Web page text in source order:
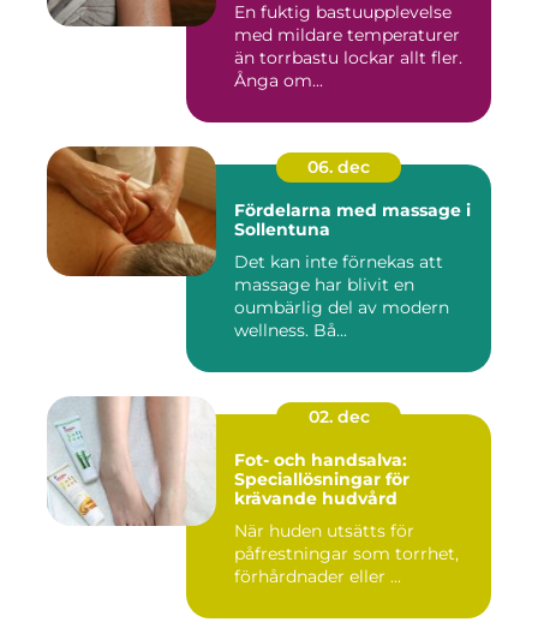
En fuktig bastuupplevelse
med mildare temperaturer
än torrbastu lockar allt fler.
Ånga om...
06. dec
Fördelarna med massage i
Sollentuna
Det kan inte förnekas att
massage har blivit en
oumbärlig del av modern
wellness. Bå...
02. dec
Fot- och handsalva:
Speciallösningar för
krävande hudvård
När huden utsätts för
påfrestningar som torrhet,
förhårdnader eller ...